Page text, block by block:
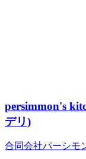
persimmon's
デリ)
合同会社パーシモ